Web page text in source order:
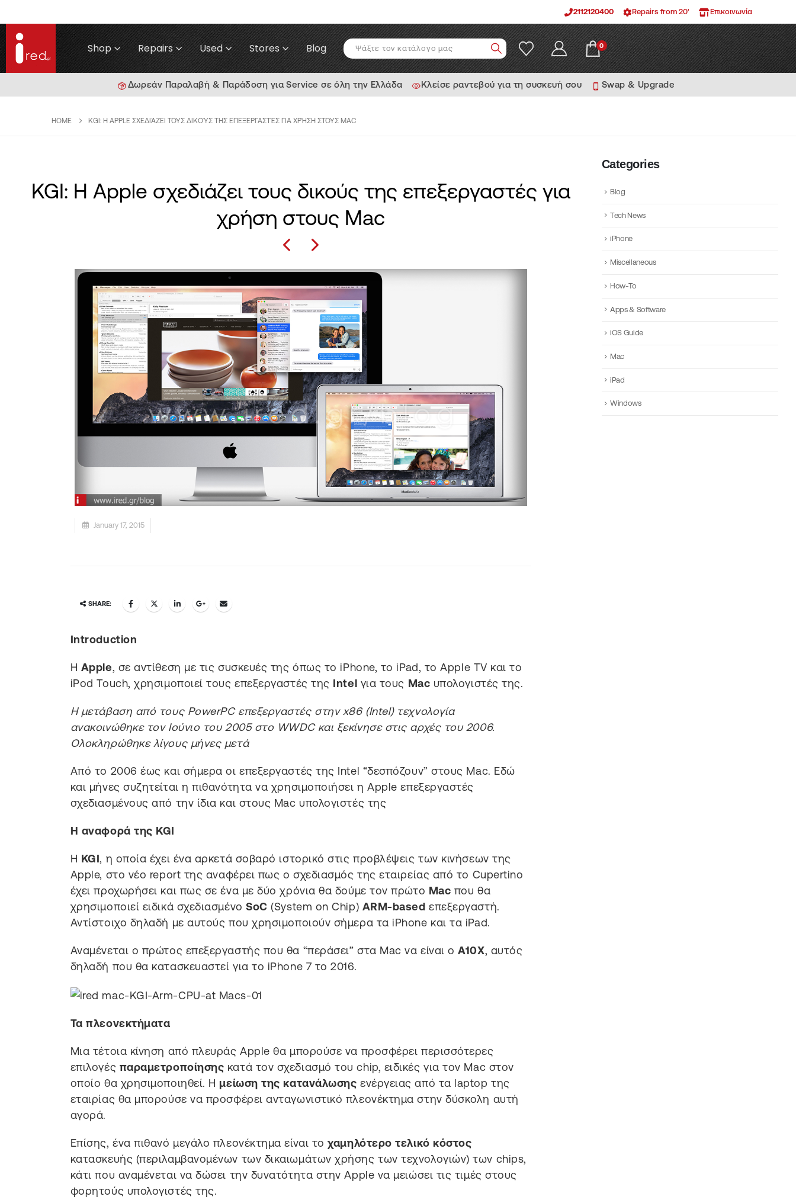
2112120400 Repairs from 20' Επικοινωνία
Shop Repairs Used Stores Blog 0
Δωρεάν Παραλαβή & Παράδοση για Service σε όλη την Ελλάδα Κλείσε ραντεβού για τη συσκευή σου Swap & Upgrade
HOME KGI: Η APPLE ΣΧΕΔΙΆΖΕΙ ΤΟΥΣ ΔΙΚΟΎΣ ΤΗΣ ΕΠΕΞΕΡΓΑΣΤΈΣ ΓΙΑ ΧΡΉΣΗ ΣΤΟΥΣ MAC
KGI: Η Apple σχεδιάζει τους δικούς της επεξεργαστές για
χρήση στους Mac
January 17, 2015
SHARE:
Introduction
Η Apple, σε αντίθεση με τις συσκευές της όπως το iPhone, το iPad, το Apple TV και το
iPod Touch, χρησιμοποιεί τους επεξεργαστές της Intel για τους Mac υπολογιστές της.
Η μετάβαση από τους PowerPC επεξεργαστές στην x86 (Intel) τεχνολογία
ανακοινώθηκε τον Ιούνιο του 2005 στο WWDC και ξεκίνησε στις αρχές του 2006.
Ολοκληρώθηκε λίγους μήνες μετά
Από το 2006 έως και σήμερα οι επεξεργαστές της Intel “δεσπόζουν” στους Mac. Εδώ
και μήνες συζητείται η πιθανότητα να χρησιμοποιήσει η Apple επεξεργαστές
σχεδιασμένους από την ίδια και στους Mac υπολογιστές της
Η αναφορά της KGI
Η KGI, η οποία έχει ένα αρκετά σοβαρό ιστορικό στις προβλέψεις των κινήσεων της
Apple, στο νέο report της αναφέρει πως ο σχεδιασμός της εταιρείας από το Cupertino
έχει προχωρήσει και πως σε ένα με δύο χρόνια θα δούμε τον πρώτο Mac που θα
χρησιμοποιεί ειδικά σχεδιασμένοSoC (System on Chip) ARM-based επεξεργαστή.
Αντίστοιχο δηλαδή με αυτούς που χρησιμοποιούν σήμερα τα iPhone και τα iPad.
Αναμένεται ο πρώτος επεξεργαστής που θα “περάσει” στα Mac να είναι οΑ10X, αυτός
δηλαδή που θα κατασκευαστεί για το iPhone 7 το 2016.
Τα πλεονεκτήματα
Μια τέτοια κίνηση από πλευράς Apple θα μπορούσε να προσφέρει περισσότερες
επιλογές παραμετροποίησης κατά τον σχεδιασμό του chip, ειδικές για τον Mac στον
οποίο θα χρησιμοποιηθεί. Η μείωση της κατανάλωσης ενέργειας από τα laptop της
εταιρίας θα μπορούσε να προσφέρει ανταγωνιστικό πλεονέκτημα στην δύσκολη αυτή
αγορά.
Επίσης, ένα πιθανό μεγάλο πλεονέκτημα είναι τοχαμηλότερο τελικό κόστος
κατασκευής (περιλαμβανομένων των δικαιωμάτων χρήσης των τεχνολογιών) των chips,
κάτι που αναμένεται να δώσει την δυνατότητα στην Apple να μειώσει τις τιμές στους
φορητούς υπολογιστές της.
Categories
Blog
Tech News
iPhone
Miscellaneous
How-To
Apps & Software
iOS Guide
Mac
iPad
Windows